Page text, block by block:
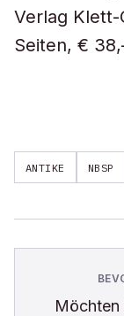
Verlag
Seiten, €
ANTIKE NBSP
Möchten